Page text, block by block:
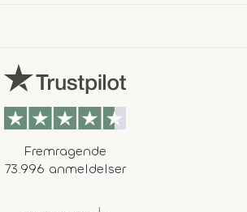
Fremragende
73.996 anmeldelser